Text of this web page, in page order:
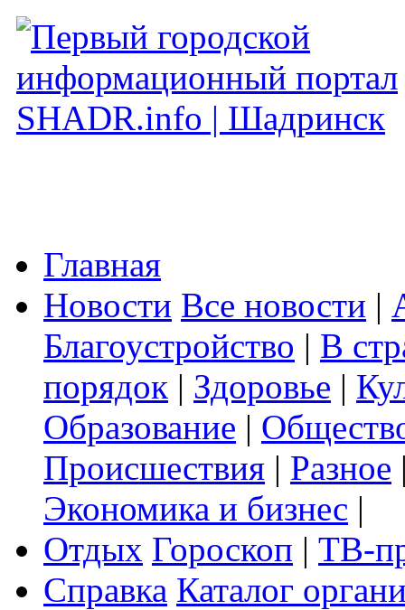
Главная
Новости Все новости |
Благоустройство | В
порядок | Здоровье |
Образование |
Происшествия | Разное
Экономика и бизнес |
Отдых Гороскоп | ТВ-
Справка Каталог